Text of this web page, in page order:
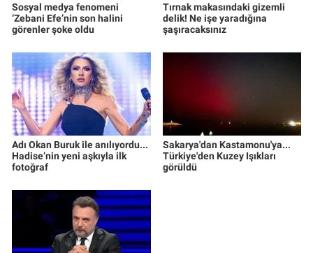
Sosyal medya fenomeni
‘Zebani Efe’nin son halini
görenler şoke oldu
Tırnak makasındaki gizemli
delik! Ne işe yaradığına
şaşıracaksınız
Adı Okan Buruk ile anılıyordu...
Hadise’nin yeni aşkıyla ilk
fotoğraf
Sakarya'dan Kastamonu'ya...
Türkiye'den Kuzey Işıkları
görüldü